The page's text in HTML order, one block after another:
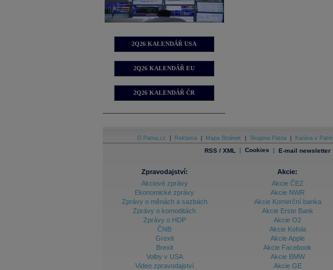
2Q26 KALENDÁŘ USA
2Q26 KALENDÁŘ EU
2Q26 KALENDÁŘ ČR
O Patria.cz Reklama Mapa Stránek Skupina Patria Kariéra v Patrii
RSS / XML | Cookies | E-mail newsletter
Zpravodajství:
Akciové zprávy
Ekonomické zprávy
Zprávy o měnách a sazbách
Zprávy o komoditách
Zprávy o HDP
ČNB
Grexit
Brexit
Volby v USA
Video zpravodajství
Akcie:
Akcie ČEZ
Akcie NWR
Akcie Komerční banka
Akcie Erste Bank
Akcie O2
Akcie Kofola
Akcie Apple
Akcie Facebook
Akcie BMW
Akcie GE